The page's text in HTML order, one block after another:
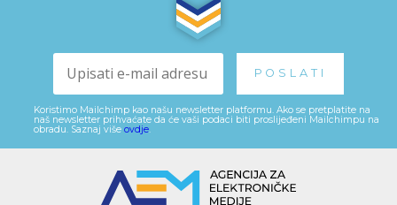
Koristimo Mailchimp kao našu newsletter platformu. Ako se pretplatite na
naš newsletter prihvaćate da će vaši podaci biti proslijeđeni Mailchimpu na
obradu. Saznaj više ovdje.